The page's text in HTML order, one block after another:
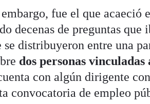
fue el que acaeció
decenas de preguntas que
distribuyeron entre una
dos personas
con algún dirigente
convocatoria de empleo